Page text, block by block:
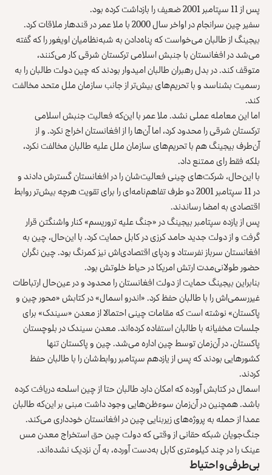
پس از 11 سپتامبر 2001 ضعیف را بازداشت کرده بود.
سفیر چین سرانجام در اواخر سال 2000 با ملا عمر در قندهار ملاقات کرد.
بیجینگ از طالبان می‌خواست که پناه‌دادن به شبه‌نظامیان اویغور را که گفته
می‌شد در افغانستان با جنبش اسلامی ترکستان شرقی کار می‌کنند،
متوقف کند. در بدل رهبران طالبان امیدوار بودند که چین دولت طالبان را به
رسمیت بشناسد و با تحریم‌های بیش‌تر از جانب سازمان ملل متحد مخالفت
کند.
اما این معامله عملی نشد. ملا عمر با این‌که فعالیت جنبش اسلامی
ترکستان شرقی را محدود کرد، اما آن‌ها را از افغانستان اخراج نکرد. و از
آن‌طرف بیجینگ هم با تحریم‌های سازمان ملل علیه طالبان مخالفت نکرد،
بلکه فقط رای ممتنع داد.
با این‌حال، شرکت‌های چینی فعالیت‌‌شان را در افغانستان گسترش دادند و
در 11 سپتامبر 2001 دو طرف تفاهم‌نامه‌ای را برای تقویت هرچه بیش‌تر روابط
اقتصادی به امضا رساندند.
پس از یازده سپتامبر بیجینگ در «جنگ علیه تروریسم» کنار واشنگتن قرار
گرفت و از دولت جدید حامد کرزی در کابل حمایت کرد. با این‌حال، چین به
افغانستان سرباز نفرستاد و ردپای اقتصادی‌اش نیز کمرنگ بود. چین نگران
حضور طولانی‌مدت ارتش امریکا در حیاط خلوتش بود.
بنابراین بیجینگ حمایت از دولت افغانستان را محدود و در عین‌حال ارتباطات
غیررسمی‌اش را با طالبان حفظ کرد. «اندرو اسمال» در کتابش «محور چین و
پاکستان» نوشته است که مقامات چینی احتمالا از معدن «سیندک» برای
جلسات مخفیانه با طالبان استفاده کرده‌اند. معدن سیندک در بلوچستان
پاکستان، در آن‌زمان توسط چین اداره می‌شد. چین و پاکستان تنها
کشورهایی بودند که پس از یازدهم سپتامبر روابط‌‌شان را با طالبان حفظ
کردند.
اسمال در کتابش آورده که امکان دارد طالبان حتا از چین اسلحه دریافت کرده
باشد. همچنین در آن‌زمان سوءظن‌هایی وجود داشت مبنی بر این‌که طالبان
عمدا از حمله به پروژه‌های زیربنایی چین در افغانستان خودداری می‌کند.
جنگ‌جویان شبکه حقانی از وقتی که دولت چین حق استخراج معدن مس
عینک را در چند کیلومتری کابل به‌دست آورده، به آن نزدیک نشده‌اند.
بی‌طرفی و احتیاط